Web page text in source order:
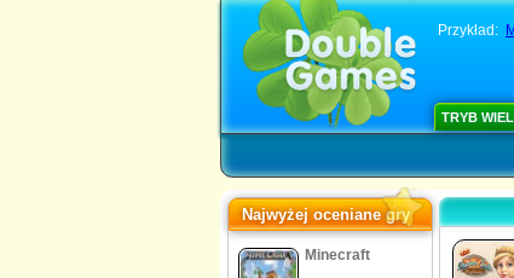
Przykład:
TRYB
Najwyżej oceniane gry
Minecraft